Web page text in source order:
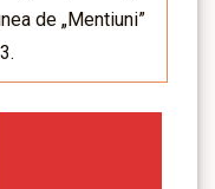
de „Mentiuni”